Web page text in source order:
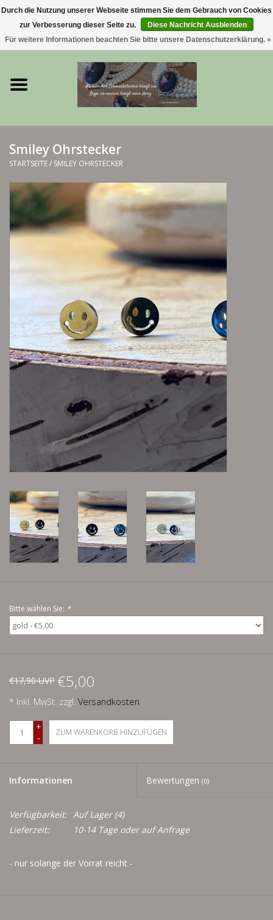
0 Artikel - €0,00
Trachtenschmuck & Ketten
exklusive Kropfketten
925 Silberschmuck
BERGliebe-Kollektion
Blütenkranzkollektion
I ❤️ bayerischer Wald Armband
Lieblingsmensch Kollektion
Ohrringe & Ohrstecker
Armbänder
individuell gravierbarer
Schmuck
Men
Schnäppchenecke
Kropfkette *designed by me*
Smiley Ohrstecker
STARTSEITE/ SMILEY OHRSTECKER
Bitte wählen Sie: *
€17,90 UVP €5,00
* Inkl. MwSt. zzgl. Versandkosten
+
-
ZUM WARENKORB HINZUFÜGEN
Informationen Bewertungen (0)
Verfügbarkeit: Auf Lager(4)
Lieferzeit:
10-14 Tage oder auf Anfrage
- nur solange der Vorrat reicht -
Durch die Nutzung unserer Webseite stimmen Sie dem Gebrauch von Cookies
zur Verbesserung dieser Seite zu.
Diese Nachricht Ausblenden
Für weitere Informationen beachten Sie bitte unsere Datenschutzerklärung. »